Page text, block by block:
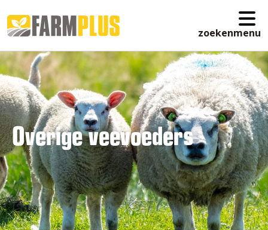
zoekenmenu
Overige veevoeders